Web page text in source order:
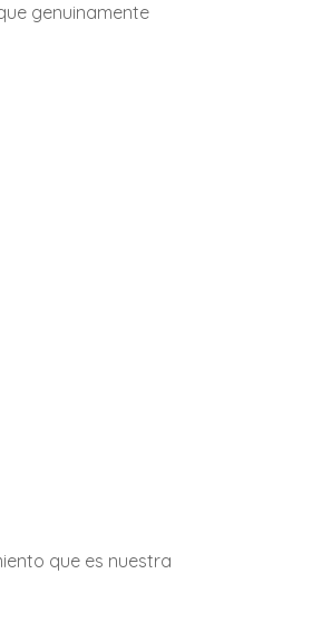
genuinamente
que es nuestra